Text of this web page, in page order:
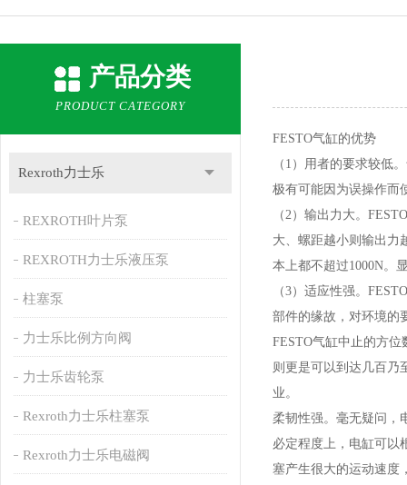
产品分类
PRODUCT CATEGORY
Rexroth力士乐
REXROTH叶片泵
REXROTH力士乐液压泵
柱塞泵
力士乐比例方向阀
力士乐齿轮泵
Rexroth力士乐柱塞泵
Rexroth力士乐电磁阀
FESTO气缸的优势
（1）用者的要求较低
极有可能因为误操作而
（2）输出力大。
大、螺距越小则输出力
本上都不超过1000N。
（3）适应性强。
部件的缘故，对环境的
FESTO气缸中止的方
则更是可以到达几百乃
业。
柔韧性强。毫无疑问，
必定程度上，电缸可以
塞产生很大的运动速度